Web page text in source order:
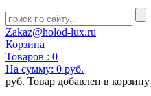
Zakaz@holod-lux.ru
Корзина
Товаров : 0
На сумму: 0 руб.
руб. Товар добавлен в корзину